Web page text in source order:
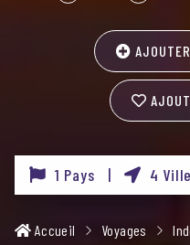
1 Pays | 4
Accueil Voyages